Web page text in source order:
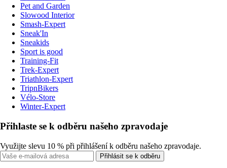
Pet and Garden
Slowood Interior
Smash-Expert
Sneak'In
Sneakids
Sport is good
Training-Fit
Trek-Expert
Triathlon-Expert
TripnBikers
Vélo-Store
Winter-Expert
Přihlaste se k odběru našeho zpravodaje
Využijte slevu 10 % při přihlášení k odběru našeho zpravodaje.
Přihlásit se k odběru